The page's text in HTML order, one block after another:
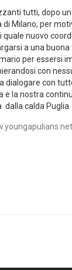
tutti, dopo
Milano, per
nuovo
a una
per essersi
con
dialogare con
la nostra
calda